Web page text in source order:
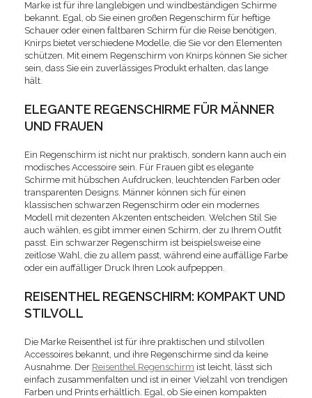
Marke ist für ihre langlebigen und windbeständigen Schirme
bekannt. Egal, ob Sie einen großen Regenschirm für heftige
Schauer oder einen faltbaren Schirm für die Reise benötigen,
Knirps bietet verschiedene Modelle, die Sie vor den Elementen
schützen. Mit einem Regenschirm von Knirps können Sie sicher
sein, dass Sie ein zuverlässiges Produkt erhalten, das lange
hält.
ELEGANTE REGENSCHIRME FÜR MÄNNER
UND FRAUEN
Ein Regenschirm ist nicht nur praktisch, sondern kann auch ein
modisches Accessoire sein. Für Frauen gibt es elegante
Schirme mit hübschen Aufdrucken, leuchtenden Farben oder
transparenten Designs. Männer können sich für einen
klassischen schwarzen Regenschirm oder ein modernes
Modell mit dezenten Akzenten entscheiden. Welchen Stil Sie
auch wählen, es gibt immer einen Schirm, der zu Ihrem Outfit
passt. Ein schwarzer Regenschirm ist beispielsweise eine
zeitlose Wahl, die zu allem passt, während eine auffällige Farbe
oder ein auffälliger Druck Ihren Look aufpeppen.
REISENTHEL REGENSCHIRM: KOMPAKT UND
STILVOLL
Die Marke Reisenthel ist für ihre praktischen und stilvollen
Accessoires bekannt, und ihre Regenschirme sind da keine
Ausnahme. Der Reisenthel Regenschirm ist leicht, lässt sich
einfach zusammenfalten und ist in einer Vielzahl von trendigen
Farben und Prints erhältlich. Egal, ob Sie einen kompakten